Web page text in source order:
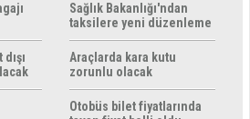
Sağlık Bakanlığı'ndan
taksilere yeni düzenleme
Araçlarda kara kutu
zorunlu olacak
Otobüs bilet fiyatlarında